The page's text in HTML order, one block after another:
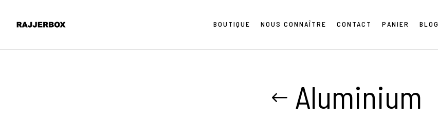
BOUTIQUE NOUS CONNAÎTRE CONTACT PANIER BLOG
Aluminium